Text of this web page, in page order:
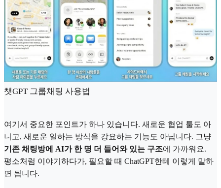
챗GPT 그룹채팅 사용법
여기서 중요한 포인트가 하나 있습니다. 새로운 협업 툴도 아
니고, 새로운 일하는 방식을 강요하는 기능도 아닙니다. 그냥
기존 채팅방에 AI가 한 명 더 들어와 있는 구조에 가까워요.
평소처럼 이야기하다가, 필요할 때 ChatGPT한테 이렇게 말하
면 됩니다.